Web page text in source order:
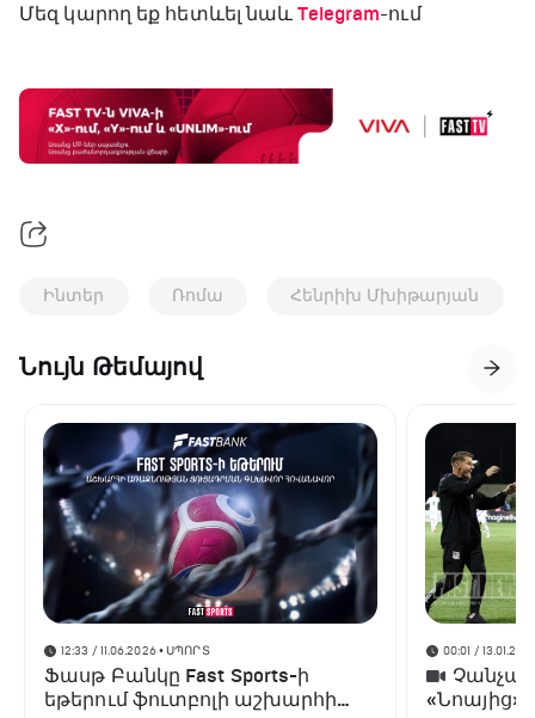
Մեզ կարող եք հետևել նաև Telegram-ում
Ինտեր Ռոմա Հենրիխ Մխիթարյան
Նույն Թեմայով
12:33 / 11.06.2026• ՍՊՈՐՏ
Ֆասթ Բանկը Fast Sports-ի
եթերում ֆուտբոլի աշխարհի
00:01 /
«Նոայից»